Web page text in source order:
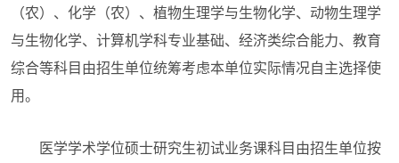
（农）、化学（农）、植物生理学与生物化学、动物生理学
与生物化学、计算机学科专业基础、经济类综合能力、教育
综合等科目由招生单位统筹考虑本单位实际情况自主选择使
用。
医学学术学位硕士研究生初试业务课科目由招生单位按